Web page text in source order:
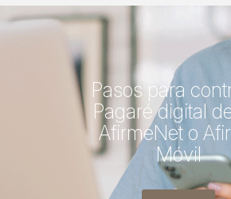
Pasos para
Pagaré digital
AfirmeNet o
Móvil